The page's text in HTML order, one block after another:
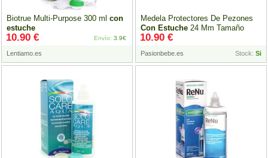
Biotrue Multi-Purpose 300 ml con
estuche
Lentiamo.es
10.90 € Envío: 3.9€
Medela Protectores De Pezones
Con Estuche 24 Mm Tamaño
Grande
Pasionbebe.es Stock: Si
10.90 €